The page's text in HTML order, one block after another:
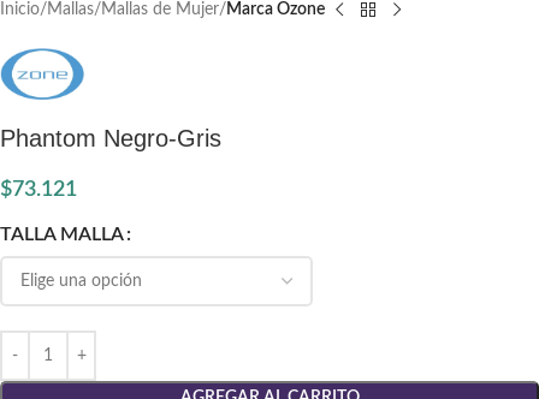
Inicio Mallas Mallas de Mujer Marca Ozone
Phantom Negro-Gris
$73.121
TALLA MALLA